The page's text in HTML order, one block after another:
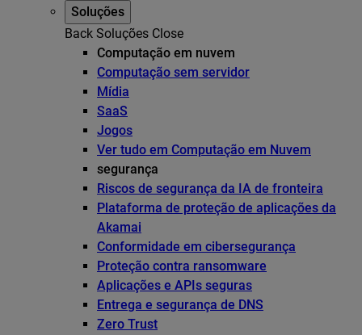
Soluções
Back Soluções Close
Computação em nuvem
Computação sem servidor
Mídia
SaaS
Jogos
Ver tudo em Computação em Nuvem
segurança
Riscos de segurança da IA de fronteira
Plataforma de proteção de aplicações da
Akamai
Conformidade em cibersegurança
Proteção contra ransomware
Aplicações e APIs seguras
Entrega e segurança de DNS
Zero Trust